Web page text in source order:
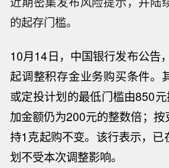
的起存门槛。
10月14日， 中国银行发布公告
起调整积存金业务购买条件。
或定投计划的最低门槛由850
加金额仍为200元的整数倍；
持1克起购不变。该行表示，已
划不受本次调整影响。